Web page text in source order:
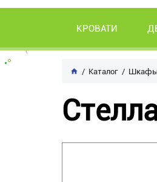
КРОВАТИ
Каталог Шкафы